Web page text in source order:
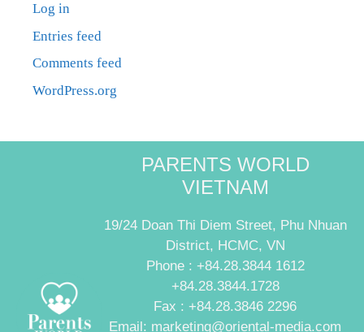
Log in
Entries feed
Comments feed
WordPress.org
PARENTS WORLD
VIETNAM
19/24 Doan Thi Diem Street, Phu Nhuan
District, HCMC, VN
Phone : +84.28.3844 1612
+84.28.3844.1728
Fax : +84.28.3846 2296
Email: marketing@oriental-media.com